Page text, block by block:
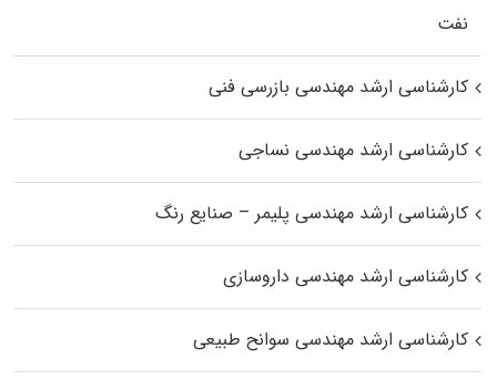
نفت
کارشناسی ارشد مهندسی بازرسی فنی
کارشناسی ارشد مهندسی نساجی
کارشناسی ارشد مهندسی پلیمر – صنایع رنگ
کارشناسی ارشد مهندسی داروسازی
کارشناسی ارشد مهندسی سوانح طبیعی